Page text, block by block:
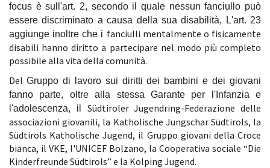
focus è sull'art. 2, secondo il quale nessun fanciullo può
essere discriminato a causa della sua disabilità, L'art. 23
aggiunge inoltre che i fanciulli mentalmente o fisicamente
disabili hanno diritto a partecipare nel modo più completo
possibile alla vita della comunità.
Del Gruppo di lavoro sui diritti dei bambini e dei giovani
fanno parte, oltre alla stessa Garante per l'Infanzia e
l'adolescenza, il Südtiroler Jugendring-Federazione delle
associazioni giovanili, la Katholische Jungschar Südtirols, la
Südtirols Katholische Jugend, il Gruppo giovani della Croce
bianca, il VKE, l'UNICEF Bolzano, la Cooperativa sociale “Die
Kinderfreunde Südtirols” e la Kolping Jugend.